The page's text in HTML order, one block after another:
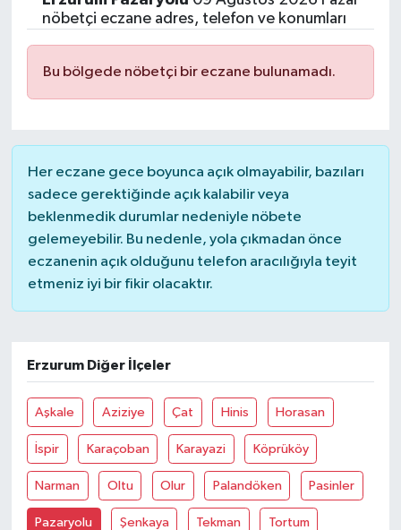
nöbetçi eczane adres, telefon ve konumları
Bu bölgede nöbetçi bir eczane bulunamadı.
Her eczane gece boyunca açık olmayabilir, bazıları
sadece gerektiğinde açık kalabilir veya
beklenmedik durumlar nedeniyle nöbete
gelemeyebilir. Bu nedenle, yola çıkmadan önce
eczanenin açık olduğunu telefon aracılığıyla teyit
etmeniz iyi bir fikir olacaktır.
Erzurum Diğer İlçeler
Aşkale Aziziye Çat Hinis Horasan
İspir Karaçoban Karayazi Köprüköy
Narman Oltu Olur Palandöken Pasinler
Pazaryolu Şenkaya Tekman Tortum